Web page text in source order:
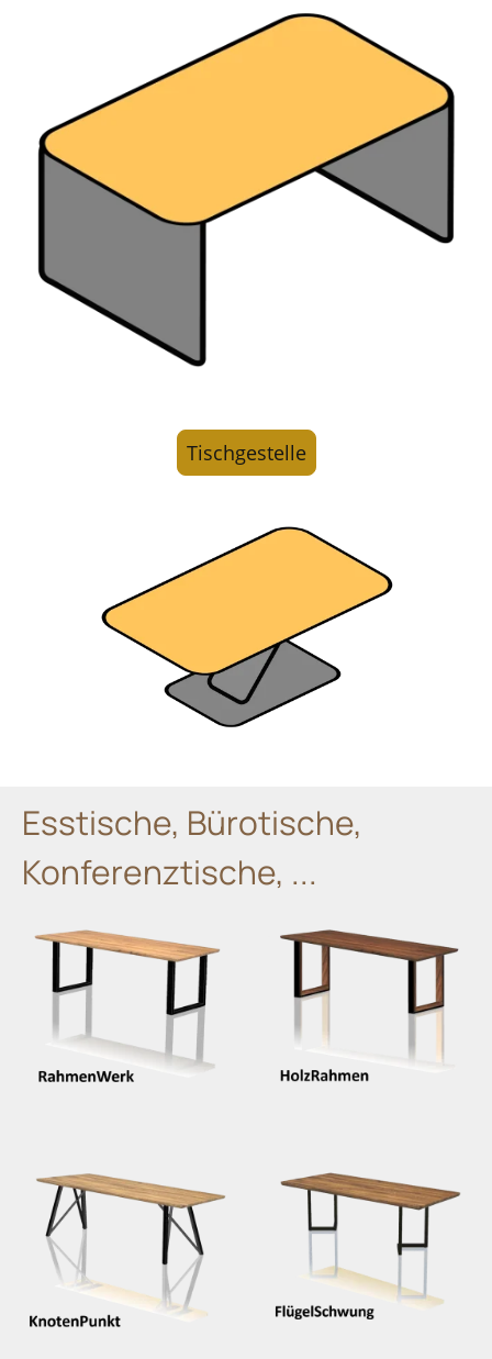
Tischgestelle
Esstische, Bürotische,
Konferenztische, ...